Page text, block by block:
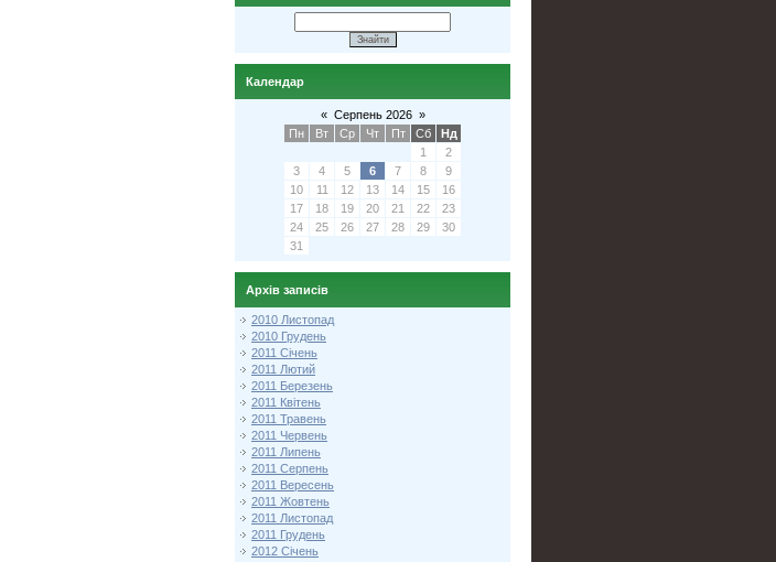
Календар
« Серпень 2026 »
Пн
Вт Ср Чт Пт Сб
Нд
1
2
3
4 5 6 7 8
9
10
11 12 13 14 15
16
17
18 19 20 21 22
23
24
25 26 27 28 29
30
31
Архів записів
2010 Листопад
2010 Грудень
2011 Січень
2011 Лютий
2011 Березень
2011 Квітень
2011 Травень
2011 Червень
2011 Липень
2011 Серпень
2011 Вересень
2011 Жовтень
2011 Листопад
2011 Грудень
2012 Січень